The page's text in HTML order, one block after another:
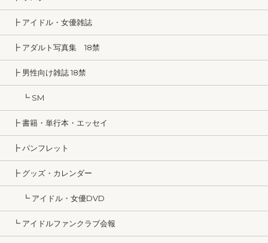
┣ アイドル・女優雑誌
┣ アダルト写真集 18禁
┣ 男性向け雑誌 18禁
┗ SM
┣ 書籍・単行本・エッセイ
┣ パンフレット
┣ グッズ・カレンダー
┗ アイドル・女優DVD
┗ アイドルファンクラブ会報